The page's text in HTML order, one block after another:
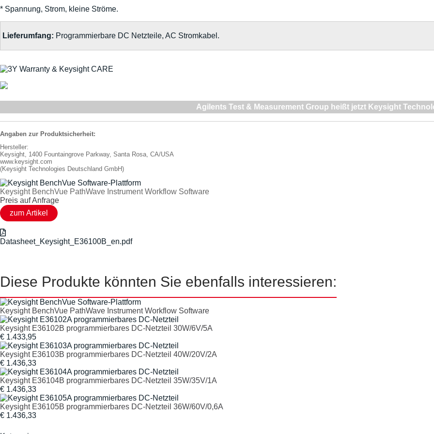
* Spannung, Strom, kleine Ströme.
Lieferumfang: Programmierbare DC Netzteile, AC Stromkabel.
Agilents Test & Measurement Group heißt jetzt Keysight
Angaben zur Produktsicherheit:
Hersteller:
Keysight, 1400 Fountaingrove Parkway, Santa Rosa, CA/USA
www.keysight.com
(Keysight Technologies Deutschland GmbH)
Keysight BenchVue PathWave Instrument Workflow Software
Preis auf Anfrage
Datasheet_Keysight_E36100B_en.pdf
Diese Produkte könnten Sie ebenfalls interessieren:
Keysight BenchVue PathWave Instrument Workflow Software
Keysight E36102B programmierbares DC-Netzteil 30W/6V/5A
€ 1.433,95
Keysight E36103B programmierbares DC-Netzteil 40W/20V/2A
€ 1.436,33
Keysight E36104B programmierbares DC-Netzteil 35W/35V/1A
€ 1.436,33
Keysight E36105B programmierbares DC-Netzteil 36W/60V/0,6A
€ 1.436,33